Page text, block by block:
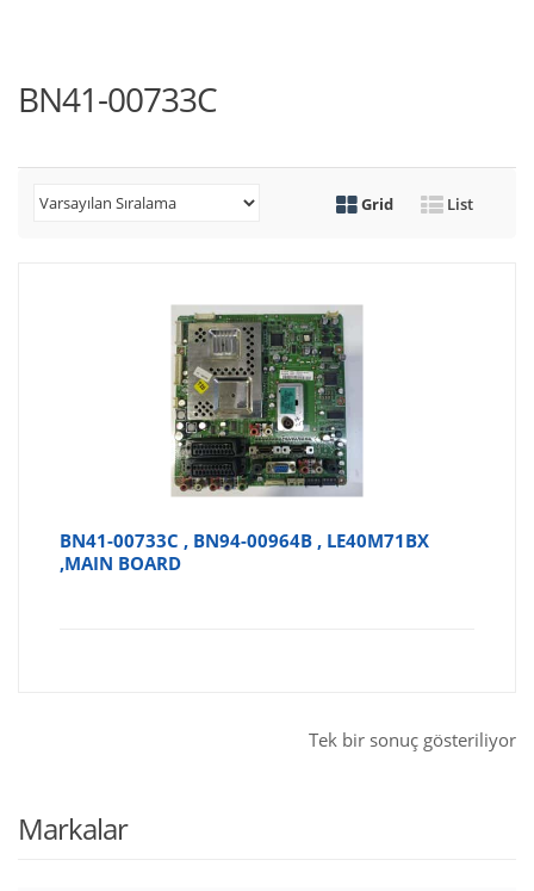
BN41-00733C
Grid List
BN41-00733C , BN94-00964B , LE40M71BX
,MAIN BOARD
Tek bir sonuç gösteriliyor
Markalar